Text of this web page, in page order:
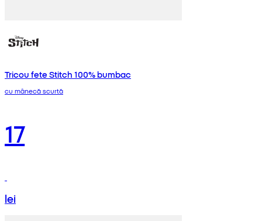
Tricou fete Stitch 100% bumbac
cu mânecă scurtă
17
lei